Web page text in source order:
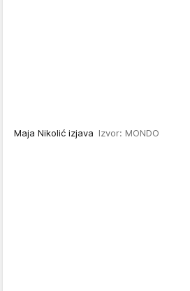
Maja Nikolić izjava Izvor: MONDO